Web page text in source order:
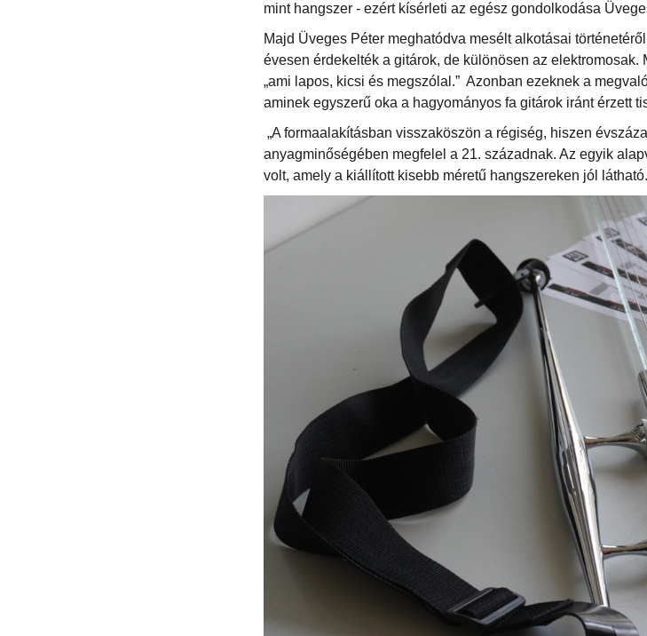
mint hangszer - ezért kísérleti az egész gondolkodása
Majd Üveges Péter meghatódva mesélt alkotásai
évesen érdekelték a gitárok, de különösen az elektromosak.
„ami lapos, kicsi és megszólal.” Azonban ezeknek a
aminek egyszerű oka a hagyományos fa gitárok iránt érzett
„A formaalakításban visszaköszön a régiség, hiszen
anyagminőségében megfelel a 21. századnak. Az egyik
volt, amely a kiállított kisebb méretű hangszereken jól